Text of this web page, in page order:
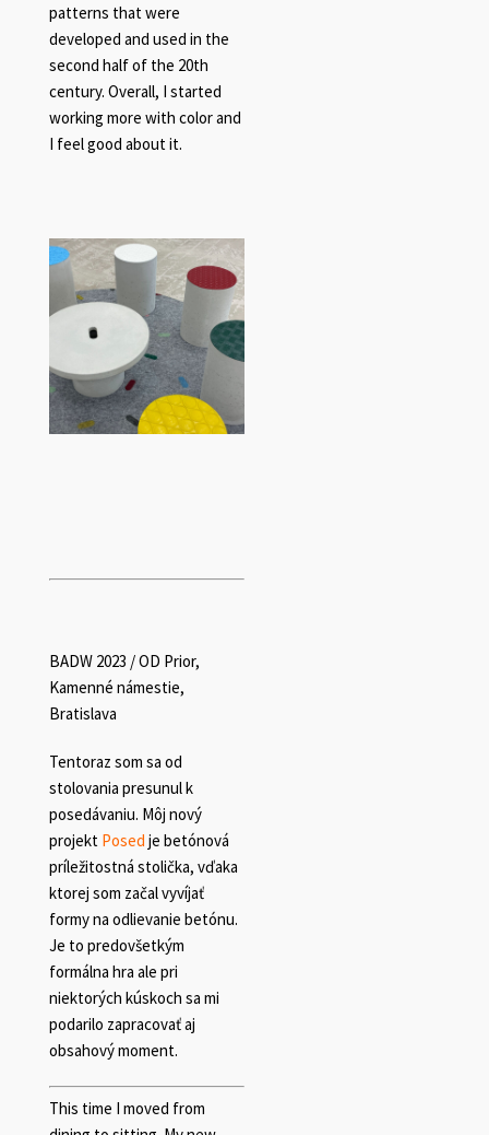
patterns that were
developed and used in the
second half of the 20th
century. Overall, I started
working more with color and
I feel good about it.
BADW 2023 / OD Prior,
Kamenné námestie,
Bratislava
Tentoraz som sa od
stolovania presunul k
posedávaniu. Môj nový
projekt Posed je betónová
príležitostná stolička, vďaka
ktorej som začal vyvíjať
formy na odlievanie betónu.
Je to predovšetkým
formálna hra ale pri
niektorých kúskoch sa mi
podarilo zapracovať aj
obsahový moment.
This time I moved from